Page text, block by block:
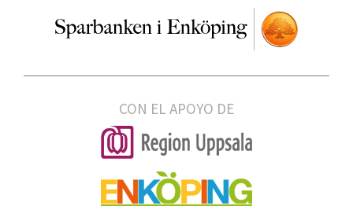
CON EL APOYO DE